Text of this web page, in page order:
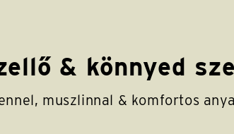
& könnyed
muszlinnal & komfortos